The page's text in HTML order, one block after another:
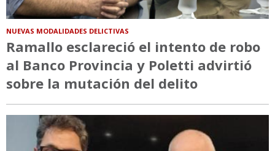
NUEVAS MODALIDADES DELICTIVAS
Ramallo esclareció el intento de robo
al Banco Provincia y Poletti advirtió
sobre la mutación del delito